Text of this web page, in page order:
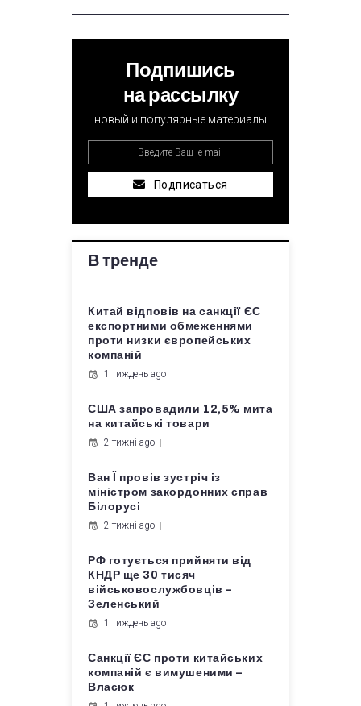
Подпишись
на рассылку
новый и популярные материалы
Подписаться
В тренде
Китай відповів на санкції ЄС
експортними обмеженнями
проти низки європейських
компаній
1 тиждень ago
США запровадили 12,5% мита
на китайські товари
2 тижні ago
Ван Ї провів зустріч із
міністром закордонних справ
Білорусі
2 тижні ago
РФ готується прийняти від
КНДР ще 30 тисяч
військовослужбовців –
Зеленський
1 тиждень ago
Санкції ЄС проти китайських
компаній є вимушеними –
Власюк